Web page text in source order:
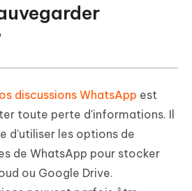
discussions WhatsApp est
toute perte d'informations. Il
d'utiliser les options de
de WhatsApp pour stocker
ou Google Drive.